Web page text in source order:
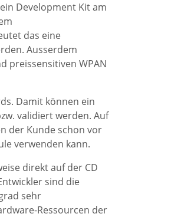
Development Kit am
das eine
Ausserdem
preissensitiven WPAN
Damit können ein
validiert werden. Auf
der Kunde schon vor
verwenden kann.
direkt auf der CD
sind die
sehr
Ressourcen der